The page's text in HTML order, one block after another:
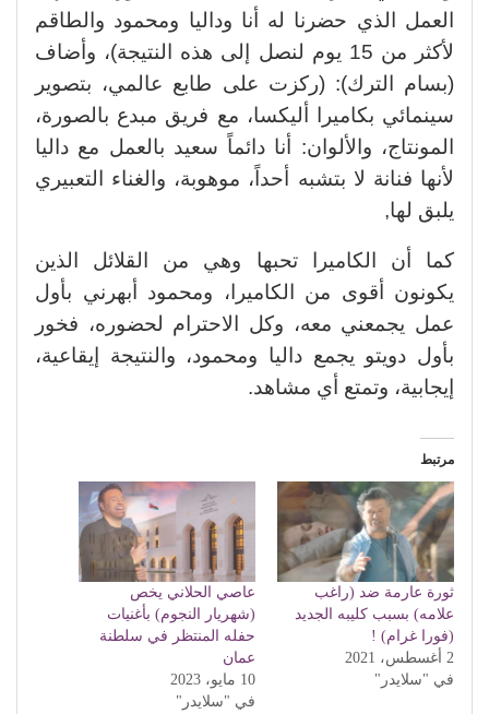
العمل الذي حضرنا له أنا وداليا ومحمود والطاقم
لأكثر من 15 يوم لنصل إلى هذه النتيجة)، وأضاف
(بسام الترك): (ركزت على طابع عالمي، بتصوير
سينمائي بكاميرا أليكسا، مع فريق مبدع بالصورة،
المونتاج، والألوان: أنا دائماً سعيد بالعمل مع داليا
لأنها فنانة لا بتشبه أحداً، موهوبة، والغناء التعبيري
يلبق لها,
كما أن الكاميرا تحبها وهي من القلائل الذين
يكونون أقوى من الكاميرا، ومحمود أبهرني بأول
عمل يجمعني معه، وكل الاحترام لحضوره، فخور
بأول دويتو يجمع داليا ومحمود، والنتيجة إيقاعية،
إيجابية، وتمتع أي مشاهد.
مرتبط
ثورة عارمة ضد (راغب
علامه) بسبب كليبه الجديد
(فورا غرام) !
2 أغسطس، 2021
في "سلايدر"
عاصي الحلاني يخص
(شهريار النجوم) بأغنيات
حفله المنتظر في سلطنة
عمان
10 مايو، 2023
في "سلايدر"